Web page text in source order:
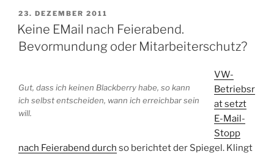
VERÖFFENTLICHT
AM
23. DEZEMBER 2011
Keine EMail nach Feierabend.
Bevormundung oder Mitarbeiterschutz?
Gut, dass ich keinen Blackberry habe, so kann
ich selbst entscheiden, wann ich erreichbar sein
will.
VW-
Betriebsr
at setzt
E-Mail-
Stopp
nach Feierabend durch so berichtet der Spiegel. Klingt